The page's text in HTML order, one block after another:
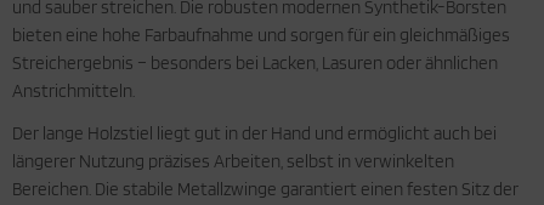
und sauber streichen. Die robusten modernen Synthetik-Borsten
bieten eine hohe Farbaufnahme und sorgen für ein gleichmäßiges
Streichergebnis – besonders bei Lacken, Lasuren oder ähnlichen
Anstrichmitteln.
Der lange Holzstiel liegt gut in der Hand und ermöglicht auch bei
längerer Nutzung präzises Arbeiten, selbst in verwinkelten
Bereichen. Die stabile Metallzwinge garantiert einen festen Sitz der